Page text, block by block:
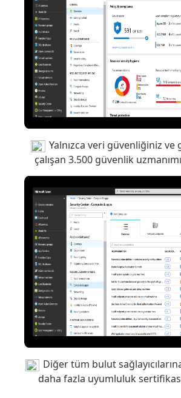
Yalnızca veri güvenliğiniz ve
çalışan 3.500 güvenlik
Diğer tüm bulut
daha fazla uyumluluk